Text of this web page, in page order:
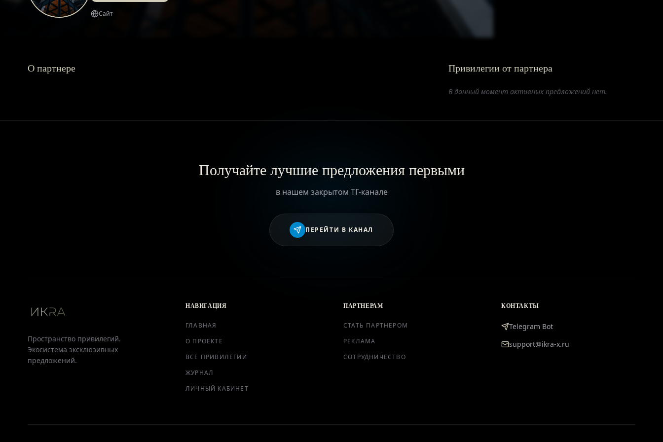
ПАРТНЕРАМ
ВХОД
Сайт
О партнере Привилегии от партнера
В данный момент активных предложений нет.
Получайте лучшие предложения первыми
в нашем закрытом ТГ-канале
ПЕРЕЙТИ В КАНАЛ
Пространство привилегий.
Экосистема эксклюзивных
предложений.
НАВИГАЦИЯ
ГЛАВНАЯ
О ПРОЕКТЕ
ВСЕ ПРИВИЛЕГИИ
ЖУРНАЛ
ЛИЧНЫЙ КАБИНЕТ
ПАРТНЕРАМ
СТАТЬ ПАРТНЕРОМ
РЕКЛАМА
СОТРУДНИЧЕСТВО
КОНТАКТЫ
Telegram Bot
support@ikra-x.ru